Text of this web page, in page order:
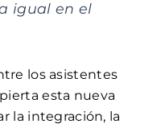
igual en el
los asistentes
esta nueva
la integración, la